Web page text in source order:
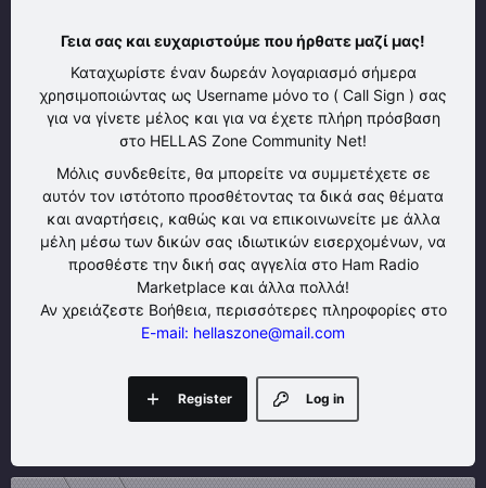
Γεια σας και ευχαριστούμε που ήρθατε μαζί μας!
Καταχωρίστε έναν δωρεάν λογαριασμό σήμερα
χρησιμοποιώντας ως Username μόνο το ( Call Sign ) σας
για να γίνετε μέλος και για να έχετε πλήρη πρόσβαση
στο HELLAS Zone Community Net!
Μόλις συνδεθείτε, θα μπορείτε να συμμετέχετε σε
αυτόν τον ιστότοπο προσθέτοντας τα δικά σας θέματα
και αναρτήσεις, καθώς και να επικοινωνείτε με άλλα
μέλη μέσω των δικών σας ιδιωτικών εισερχομένων, να
προσθέστε την δική σας αγγελία στο Ham Radio
Marketplace και άλλα πολλά!
Αν χρειάζεστε Βοήθεια, περισσότερες πληροφορίες στο
E-mail: hellaszone@mail.com
Log in
Register